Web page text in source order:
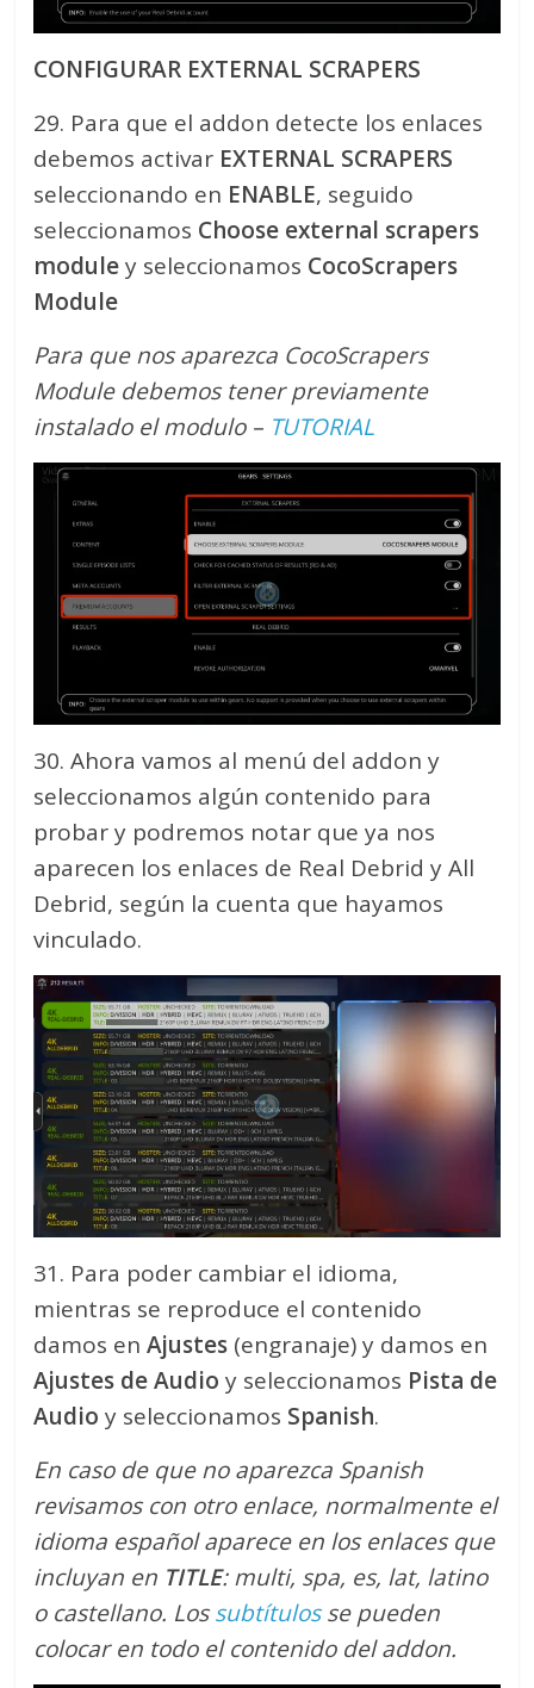
CONFIGURAR EXTERNAL SCRAPERS
29. Para que el addon detecte los enlaces
debemos activar EXTERNAL SCRAPERS
seleccionando en ENABLE, seguido
seleccionamos Choose external scrapers
moduley seleccionamos CocoScrapers
Module
Para que nos aparezca CocoScrapers
Module debemos tener previamente
instalado el modulo – TUTORIAL
30. Ahora vamos al menú del addon y
seleccionamos algún contenido para
probar y podremos notar que ya nos
aparecen los enlaces de Real Debrid y All
Debrid, según la cuenta que hayamos
vinculado.
31. Para poder cambiar el idioma,
mientras se reproduce el contenido
damos enAjustes (engranaje) y damos en
Ajustes de Audio y seleccionamos Pista de
Audio y seleccionamos Spanish.
En caso de que no aparezca Spanish
revisamos con otro enlace, normalmente el
idioma español aparece en los enlaces que
incluyan en TITLE: multi, spa, es, lat, latino
o castellano. Lossubtítulosse pueden
colocar en todo el contenido del addon.